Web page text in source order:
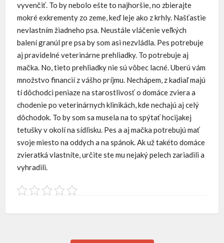
vyvenčiť. To by nebolo ešte to najhoršie, no zbierajte
mokré exkrementy zo zeme, keď leje ako z krhly. Našťastie
nevlastním žiadneho psa. Neustále vláčenie veľkých
balení granúl pre psa by som asi nezvládla. Pes potrebuje
aj pravidelné veterinárne prehliadky. To potrebuje aj
mačka. No, tieto prehliadky nie sú vôbec lacné. Uberú vám
množstvo financií z vášho príjmu. Nechápem, z kadiaľ majú
tí dôchodci peniaze na starostlivosť o domáce zviera a
chodenie po veterinárnych klinikách, kde nechajú aj celý
dôchodok. To by som sa musela na to spýtať hocijakej
tetušky v okolí na sídlisku. Pes a aj mačka potrebujú mať
svoje miesto na oddych a na spánok. Ak už takéto domáce
zvieratká vlastníte, určite ste mu nejaký pelech zariadili a
vyhradili.